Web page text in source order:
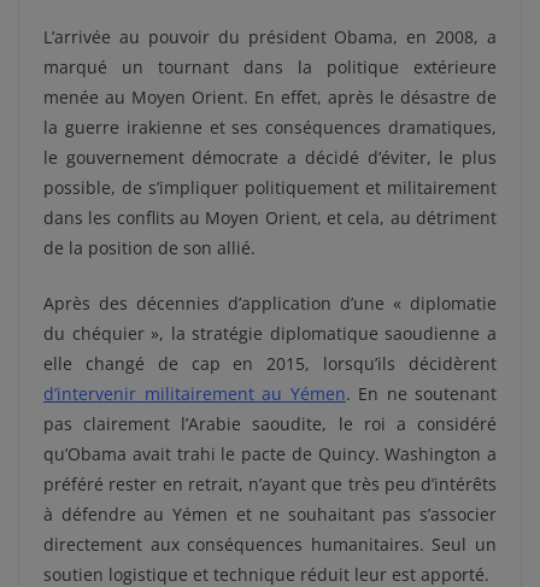
L’arrivée au pouvoir du président Obama, en 2008, a
marqué un tournant dans la politique extérieure
menée au Moyen Orient. En effet, après le désastre de
la guerre irakienne et ses conséquences dramatiques,
le gouvernement démocrate a décidé d’éviter, le plus
possible, de s’impliquer politiquement et militairement
dans les conflits au Moyen Orient, et cela, au détriment
de la position de son allié.
Après des décennies d’application d’une « diplomatie
du chéquier », la stratégie diplomatique saoudienne a
elle changé de cap en 2015, lorsqu’ils décidèrent
d’intervenir militairement au Yémen. En ne soutenant
pas clairement l’Arabie saoudite, le roi a considéré
qu’Obama avait trahi le pacte de Quincy. Washington a
préféré rester en retrait, n’ayant que très peu d’intérêts
à défendre au Yémen et ne souhaitant pas s’associer
directement aux conséquences humanitaires. Seul un
soutien logistique et technique réduit leur est apporté.